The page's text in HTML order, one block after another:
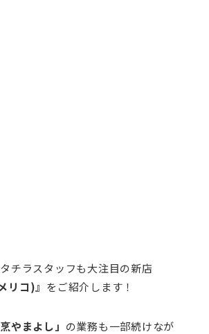
チラスタッフも大注目の新店
リコ)』 をご紹介します！
烹やまよし」 の業務も一部続けなが